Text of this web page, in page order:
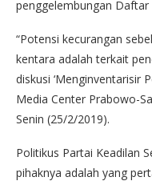
penggelembungan Daftar
“Potensi kecurangan
kentara adalah terkait
diskusi ‘Menginventarisir
Media Center Prabowo-
Senin (25/2/2019).
Politikus Partai Keadilan
pihaknya adalah yang